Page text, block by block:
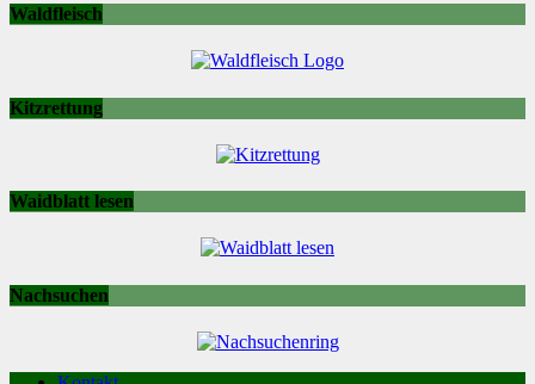
Waldfleisch
Kitzrettung
Waidblatt lesen
Nachsuchen